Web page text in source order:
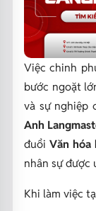
Việc chinh
bước ngoặt
và sự nghiệp
Anh
đuổi Văn hóa
nhân sự được
Khi làm việc